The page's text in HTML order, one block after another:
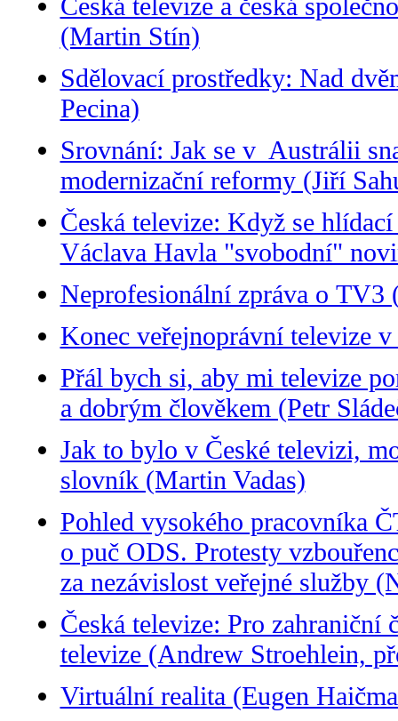
(Martin Stín)
Sdělovací prostředky: Nad
Pecina)
Srovnání: Jak se v Austrálii
modernizační reformy (Jiří
Česká televize: Když se
Václava Havla "svobodní"
Neprofesionální zpráva o TV3
Konec veřejnoprávní televize v
Přál bych si, aby mi televize
a dobrým člověkem (Petr
Jak to bylo v České televizi,
slovník (Martin Vadas)
Pohled vysokého pracovníka
o puč ODS. Protesty
za nezávislost veřejné služby
Česká televize: Pro zahraniční
televize (Andrew Stroehlein,
Virtuální realita (Eugen